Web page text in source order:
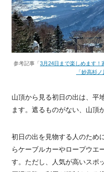
参考記事「 3月24日まで楽しめます！
「妙高杉
山頂から見る初日の出は、平
ます。遮るものがない、山頂
初日の出を見物する人のため
らケーブルカーやロープウエ
す。ただし、人気が高いスポ